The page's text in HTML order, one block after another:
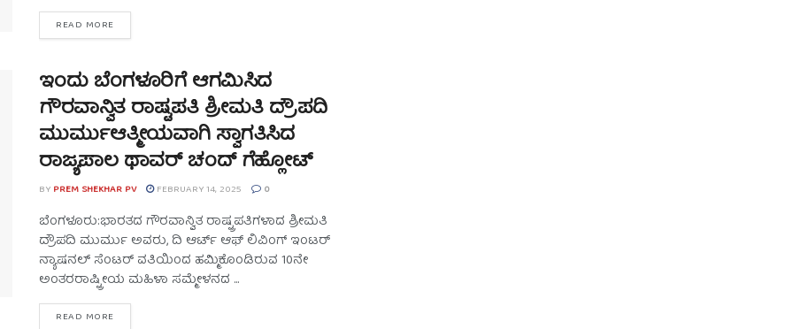
READ MORE
ಇಂದು ಬೆಂಗಳೂರಿಗೆ ಆಗಮಿಸಿದ
ಗೌರವಾನ್ವಿತ ರಾಷ್ಟಪತಿ ಶ್ರೀಮತಿ ದ್ರೌಪದಿ
ಮುರ್ಮುಆತ್ಮೀಯವಾಗಿ ಸ್ವಾಗತಿಸಿದ
ರಾಜ್ಯಪಾಲ ಥಾವರ್ ಚಂದ್ ಗೆಹ್ಲೋಟ್
BY PREM SHEKHAR PV FEBRUARY 14, 2025 0
ಬೆಂಗಳೂರು:ಭಾರತದ ಗೌರವಾನ್ವಿತ ರಾಷ್ಟ್ರಪತಿಗಳಾದ ಶ್ರೀಮತಿ
ದ್ರೌಪದಿ ಮುರ್ಮು ಅವರು, ದಿ ಆರ್ಟ್ ಆಫ್ ಲಿವಿಂಗ್ ಇಂಟರ್
ನ್ಯಾಷನಲ್ ಸೆಂಟರ್ ವತಿಯಿಂದ ಹಮ್ಮಿಕೊಂಡಿರುವ 10ನೇ
ಅಂತರರಾಷ್ಟ್ರೀಯ ಮಹಿಳಾ ಸಮ್ಮೇಳನದ ...
READ MORE